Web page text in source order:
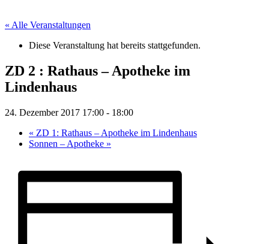
« Alle Veranstaltungen
Diese Veranstaltung hat bereits stattgefunden.
ZD 2 : Rathaus – Apotheke im
Lindenhaus
24. Dezember 2017 17:00 - 18:00
« ZD 1: Rathaus – Apotheke im Lindenhaus
Sonnen – Apotheke »